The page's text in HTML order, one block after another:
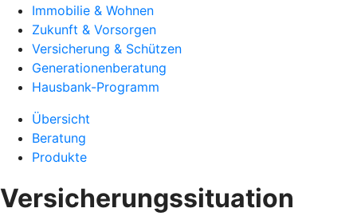
Immobilie & Wohnen
Zukunft & Vorsorgen
Versicherung & Schützen
Generationenberatung
Hausbank-Programm
Übersicht
Beratung
Produkte
Versicherungssituation